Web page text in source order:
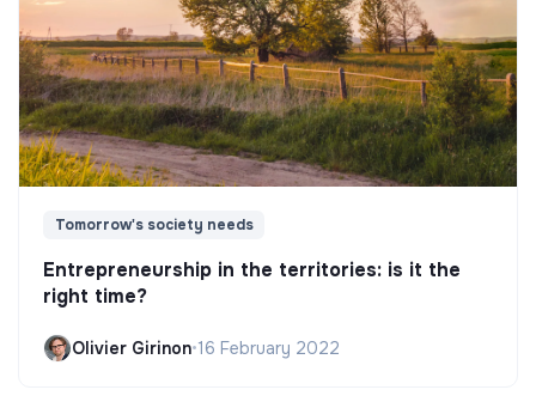
Tomorrow's society needs
Entrepreneurship in the territories: is it the
right time?
Olivier Girinon•16 February 2022